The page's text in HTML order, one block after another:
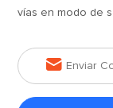
vías en modo de
 Enviar